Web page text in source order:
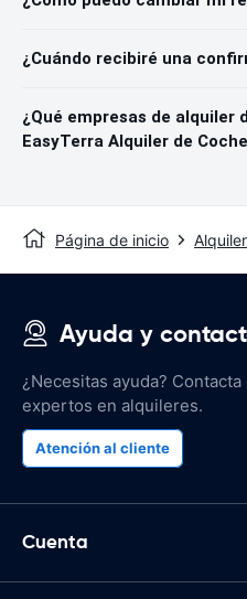
¿Cuándo recibiré una
¿Qué empresas de alquiler
EasyTerra Alquiler de
Página de inicio
Ayuda y
¿Necesitas ayuda?
expertos en alquileres.
Atención al cliente
Cuenta